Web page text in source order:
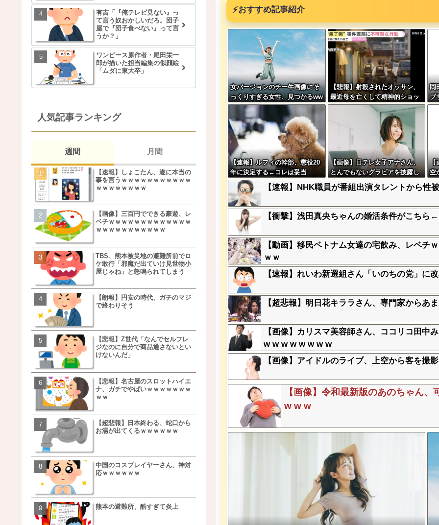
⚡おすすめ記事紹介
女バージョンのチー牛画像にそ
っくりすぎる女性、見つかるww
w
【悲報】射殺されたオッサン、
最近母を亡くして精神的ショッ
クを受けていたと判明・・・
岡
ブ
る
【速報】ルフィの幹部、懲役20
年に決定する←コレは妥当
か？？？？？？？
【画像】日テレ女子アナさん、
とんでもないグラビアを披露し
た結果・・・
【
空
【速報】NHK職員が番組出演タレントから
【衝撃】浅田真央ちゃんの婚活条件がこち
【動画】移民ベトナム女達の宅飲み、レベチ
ｗｗ
【速報】れいわ新選組さん「いのちの党」に
【超悲報】明日花キララさん、専門家からあ
【画像】カリスマ美容師さん、ココリコ田中
w w w w w w w w
【画像】アイドルのライブ、上空から客を撮
【画像】令和最新版のあのちゃん
w w w
有吉「『俺テレビ見ない』っ
て言う奴おかしいだろ。団子
屋で『団子食べない』って言
うか？」
ワンピース原作者・尾田栄一
郎が描いた担当編集の似顔絵
「ムダに東大卒」
人気記事ランキング
週間
【速報】しょこたん、遂に本当の
事を言うｗｗｗｗｗｗｗｗｗｗｗ
ｗｗｗｗｗｗｗｗ
【画像】三百円でできる豪遊、レ
ベチｗｗｗｗｗｗｗｗｗｗｗｗｗ
ｗｗｗｗｗｗｗｗｗｗｗ
TBS、熊本被災地の避難所前でロ
ケ敢行「邪魔だ出ていけ見世物小
屋じゃね」と怒鳴られてしまう
【朗報】円安の時代、ガチのマジ
で終わりそう
【悲報】Z世代「なんでセルフレ
ジなのに自分で商品通さないとい
けないんだ」
【悲報】名古屋のスロットハイエ
ナ、ガチでやばいｗｗｗｗｗｗｗ
ｗｗ
【超悲報】日本終わる、蛇口から
お湯が出てくるｗｗｗｗｗｗ
中国のコスプレイヤーさん、神対
応ｗｗｗｗｗｗ
熊本の避難所、酷すぎて炎上
月間
松本若菜(42歳)とかいう突然現れ
た美人おばさん女優ｗｗｗｗｗｗ
ｗ
鬼越トマホーク良ちゃん、吉本を
事実上のクビにｗｗｗ
【画像】キモいオジサンが着てる
服一覧がこちらｗｗｗｗｗｗｗｗ
ｗ
【速報】しょこたん、遂に本当の
事を言うｗｗｗｗｗｗｗｗｗｗｗ
【朗報】NOギルティ炭酸、登場
ｗｗｗｗｗｗｗｗｗｗｗｗ
【画像】例の梨を5000個失った農
家さん、少し流れが変わってくる
【悲報】日本、ついに駅そばの値
段が限界突破ｗｗｗｗｗｗｗｗｗ
【悲報】すき家、炎上ｗｗｗｗｗ
【画像】三百円でできる豪遊、レ